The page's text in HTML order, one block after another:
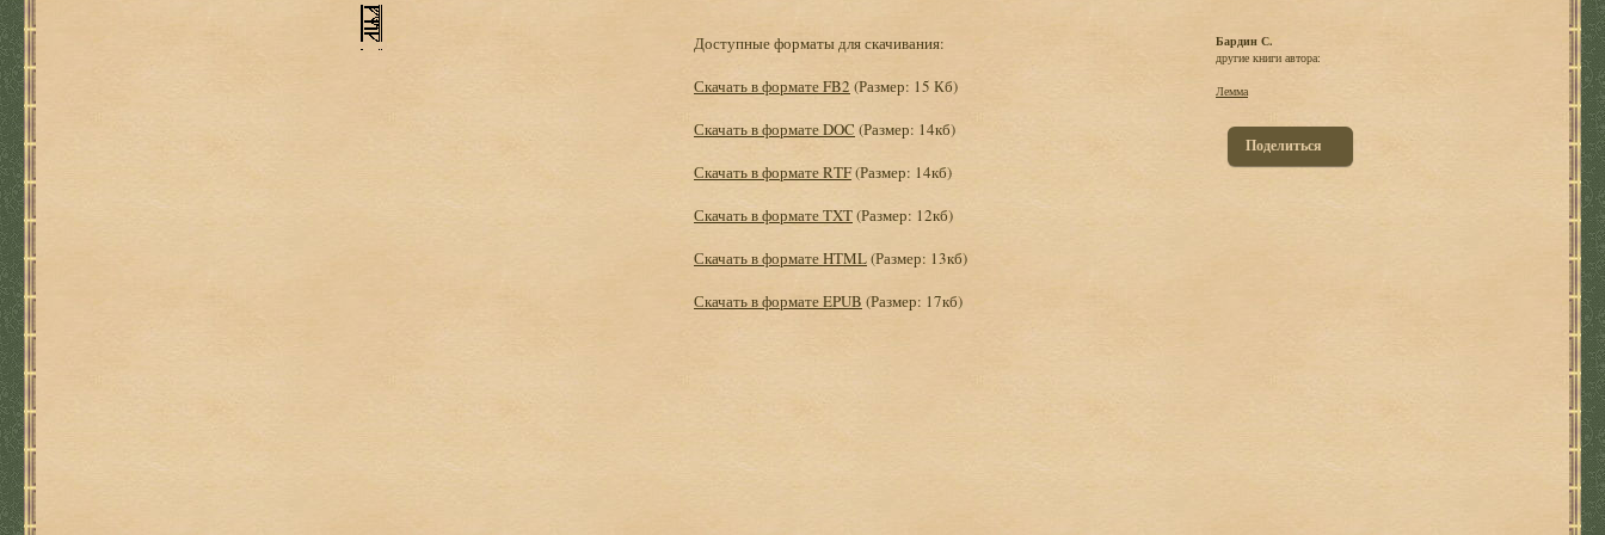
Доступные форматы для скачивания:
Скачать в формате FB2 (Размер: 15 Кб)
Скачать в формате DOC (Размер: 14кб)
Скачать в формате RTF(Размер: 14кб)
Скачать в формате TXT(Размер: 12кб)
Скачать в формате HTML(Размер: 13кб)
Скачать в формате EPUB (Размер: 17кб)
Бардин С.
другие книги автора:
Лемма
Поделиться